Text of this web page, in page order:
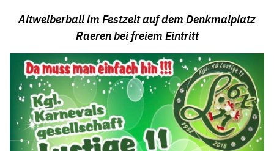
Altweiberball im Festzelt auf dem Denkmalplatz
Raeren bei freiem Eintritt